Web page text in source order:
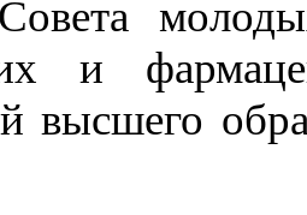
Совета
и
высшего